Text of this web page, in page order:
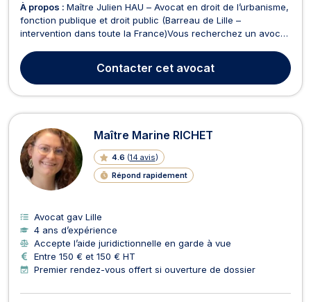
À propos : Maître Julien HAU – Avocat en droit de l’urbanisme,
fonction publique et droit public (Barreau de Lille –
intervention dans toute la France)Vous recherchez un avocat
construire, ou un avocat en fonction publique pour une
sanction disciplinaire ? J’interviens rapidement po...
Contacter cet avocat
Maître Marine RICHET
4.6 (14 avis)
Répond rapidement
Avocat gav Lille
4 ans d’expérience
Accepte l’aide juridictionnelle en garde à vue
Entre 150 € et 150 € HT
Premier rendez-vous offert si ouverture de dossier